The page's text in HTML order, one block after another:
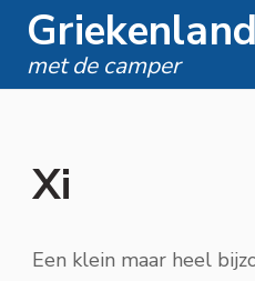
Griekenland
met de camper
Xi
Een klein maar heel